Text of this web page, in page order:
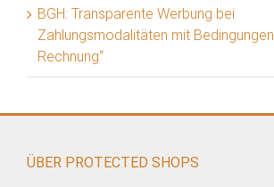
BGH: Transparente Werbung bei
Zahlungsmodalitäten mit
Rechnung“
ÜBER PROTECTED SHOPS